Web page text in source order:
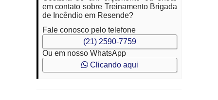
em contato sobre Treinamento Brigada
de Incêndio em Resende?
Fale conosco pelo telefone
(21) 2590-7759
Ou em nosso WhatsApp
Clicando aqui